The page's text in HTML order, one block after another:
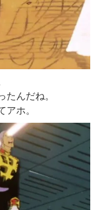
たんだね。
アホ。